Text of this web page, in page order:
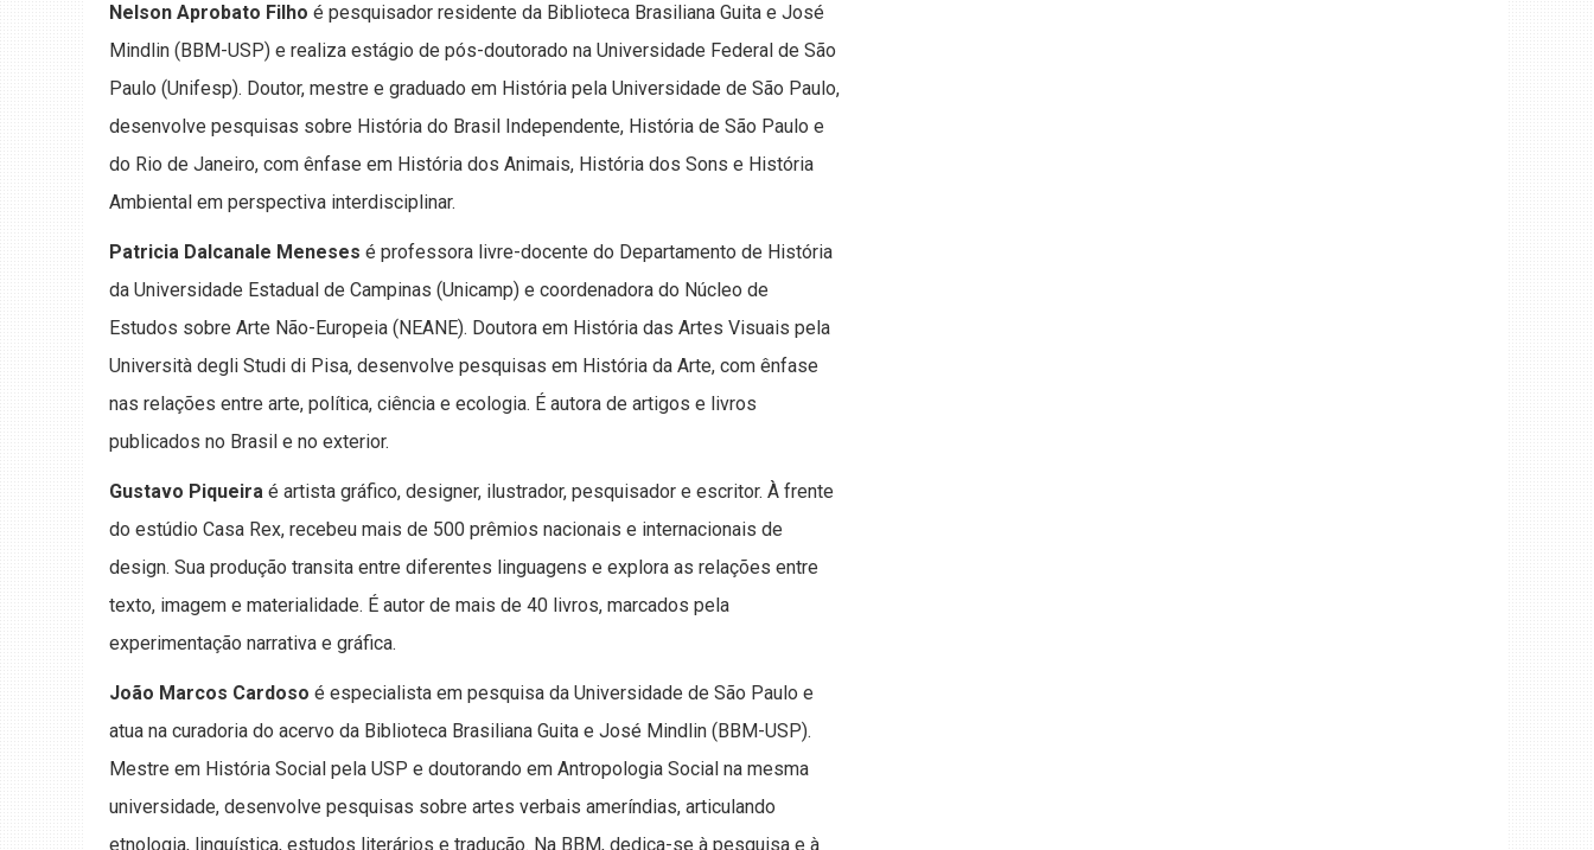
Nelson Aprobato Filho é pesquisador residente da Biblioteca Brasiliana Guita e José
Mindlin (BBM-USP) e realiza estágio de pós-doutorado na Universidade Federal de São
Paulo (Unifesp). Doutor, mestre e graduado em História pela Universidade de São Paulo,
desenvolve pesquisas sobre História do Brasil Independente, História de São Paulo e
do Rio de Janeiro, com ênfase em História dos Animais, História dos Sons e História
Ambiental em perspectiva interdisciplinar.
Patricia Dalcanale Meneses é professora livre-docente do Departamento de História
da Universidade Estadual de Campinas (Unicamp) e coordenadora do Núcleo de
Estudos sobre Arte Não-Europeia (NEANE). Doutora em História das Artes Visuais pela
Università degli Studi di Pisa, desenvolve pesquisas em História da Arte, com ênfase
nas relações entre arte, política, ciência e ecologia. É autora de artigos e livros
publicados no Brasil e no exterior.
Gustavo Piqueira é artista gráfico, designer, ilustrador, pesquisador e escritor. À frente
do estúdio Casa Rex, recebeu mais de 500 prêmios nacionais e internacionais de
design. Sua produção transita entre diferentes linguagens e explora as relações entre
texto, imagem e materialidade. É autor de mais de 40 livros, marcados pela
experimentação narrativa e gráfica.
João Marcos Cardoso é especialista em pesquisa da Universidade de São Paulo e
atua na curadoria do acervo da Biblioteca Brasiliana Guita e José Mindlin (BBM-USP).
Mestre em História Social pela USP e doutorando em Antropologia Social na mesma
universidade, desenvolve pesquisas sobre artes verbais ameríndias, articulando
etnologia, linguística, estudos literários e tradução. Na BBM, dedica-se à pesquisa e à